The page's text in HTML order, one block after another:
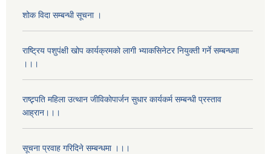
शोक विदा सम्बन्धी सूचना ।
राष्ट्रिय पशुपंक्षी खोप कार्यक्रमको लागी भ्याकसिनेटर नियुक्ती गर्ने सम्बन्धमा
।।।
राष्ट्र्पति महिला उत्थान जीविकाेपार्जन सुधार कार्यकर्म सम्बन्धी प्रस्ताव
आह्रान।।।
सूचना प्रवाह गरिदिने सम्बन्धमा ।।।